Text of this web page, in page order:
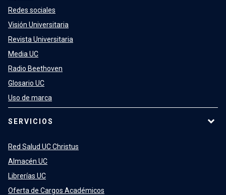
Redes sociales
Visión Universitaria
Revista Universitaria
Media UC
Radio Beethoven
Glosario UC
Uso de marca
SERVICIOS
Red Salud UC Christus
Almacén UC
Librerías UC
Oferta de Cargos Académicos